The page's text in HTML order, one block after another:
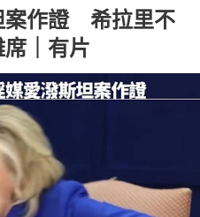
案作證 希拉里不
｜有片